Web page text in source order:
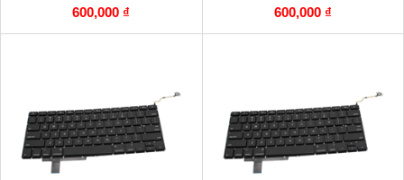
600,000 ₫
600,000 ₫